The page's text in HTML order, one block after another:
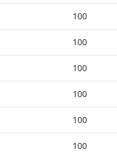
100
100
100
100
100
100